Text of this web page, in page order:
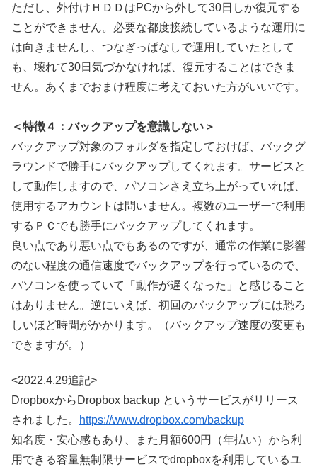
ただし、外付けＨＤＤはPCから外して30日しか復元する
ことができません。必要な都度接続しているような運用に
は向きませんし、つなぎっぱなしで運用していたとして
も、壊れて30日気づかなければ、復元することはできま
せん。あくまでおまけ程度に考えておいた方がいいです。
＜特徴４：バックアップを意識しない＞
バックアップ対象のフォルダを指定しておけば、バックグ
ラウンドで勝手にバックアップしてくれます。サービスと
して動作しますので、パソコンさえ立ち上がっていれば、
使用するアカウントは問いません。複数のユーザーで利用
するＰＣでも勝手にバックアップしてくれます。
良い点であり悪い点でもあるのですが、通常の作業に影響
のない程度の通信速度でバックアップを行っているので、
パソコンを使っていて「動作が遅くなった」と感じること
はありません。逆にいえば、初回のバックアップには恐ろ
しいほど時間がかかります。（バックアップ速度の変更も
できますが。）
<2022.4.29追記>
DropboxからDropbox backup というサービスがリリース
されました。
https://www.dropbox.com/backup
知名度・安心感もあり、また月額600円（年払い）から利
用できる容量無制限サービスでdropboxを利用しているユ